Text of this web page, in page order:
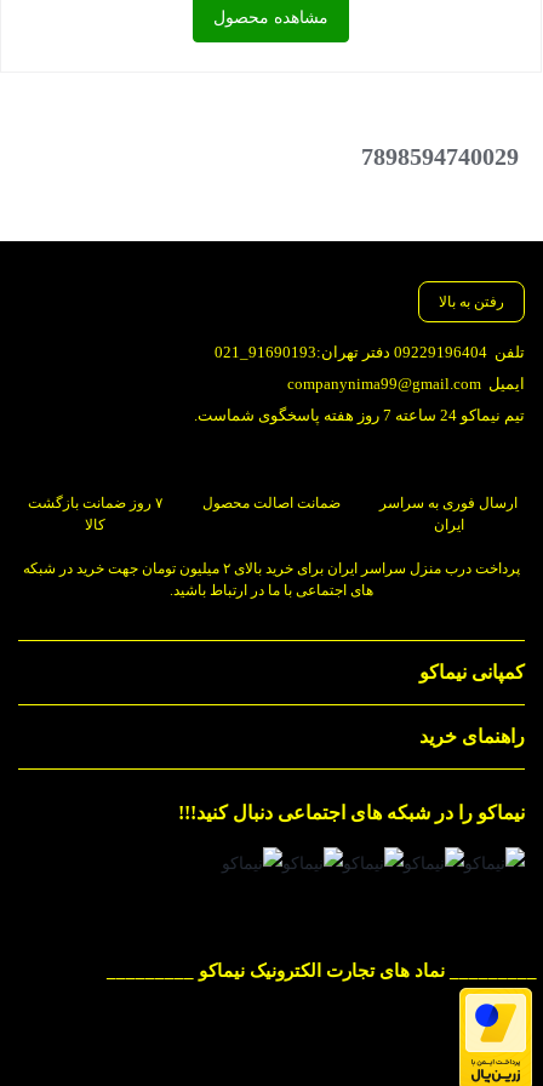
مشاهده محصول
7898594740029
رفتن به بالا
تلفن 09229196404 دفتر تهران:91690193_021
ایمیل companynima99@gmail.com
تیم نیماکو 24 ساعته 7 روز هفته پاسخگوی شماست.
ارسال فوری به سراسر
ایران
ضمانت اصالت محصول
۷ روز ضمانت بازگشت
کالا
پرداخت درب منزل سراسر ایران برای خرید بالای ۲ میلیون تومان جهت خرید در شبکه
های اجتماعی با ما در ارتباط باشید.
کمپانی نیماکو
راهنمای خرید
نیماکو را در شبکه های اجتماعی دنبال کنید!!!
_________ نماد های تجارت الکترونیک نیماکو _________